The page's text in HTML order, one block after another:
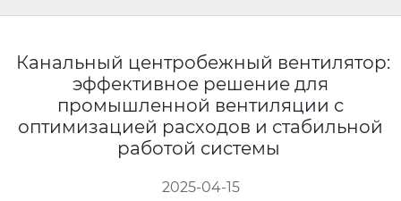
Канальный центробежный вентилятор:
эффективное решение для
промышленной вентиляции с
оптимизацией расходов и стабильной
работой системы
2025-04-15